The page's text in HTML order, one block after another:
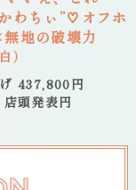
わちぃ”♡オフホ
地の破壊力
）
437,800円
店頭発表円